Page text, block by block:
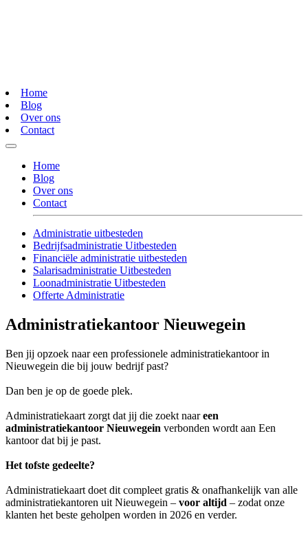
Home
Blog
Over ons
Contact
Home
Blog
Over ons
Contact
Administratie uitbesteden
Bedrijfsadministratie Uitbesteden
Financiële administratie uitbesteden
Salarisadministratie Uitbesteden
Loonadministratie Uitbesteden
Offerte Administratie
Administratiekantoor Nieuwegein
Ben jij opzoek naar een professionele administratiekantoor in
Nieuwegein die bij jouw bedrijf past?
Dan ben je op de goede plek.
Administratiekaart zorgt dat jij die zoekt naareen
administratiekantoor Nieuwegein verbonden wordt aan Een
kantoor dat bij je past.
Het tofste gedeelte?
Administratiekaart doet dit compleet gratis & onafhankelijk van alle
administratiekantoren uit Nieuwegein – voor altijd – zodat onze
klanten het beste geholpen worden in 2026 en verder.